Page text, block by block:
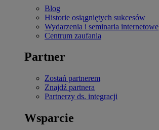
Blog
Historie osiągniętych sukcesów
Wydarzenia i seminaria internetowe
Centrum zaufania
Partner
Zostań partnerem
Znajdź partnera
Partnerzy ds. integracji
Wsparcie